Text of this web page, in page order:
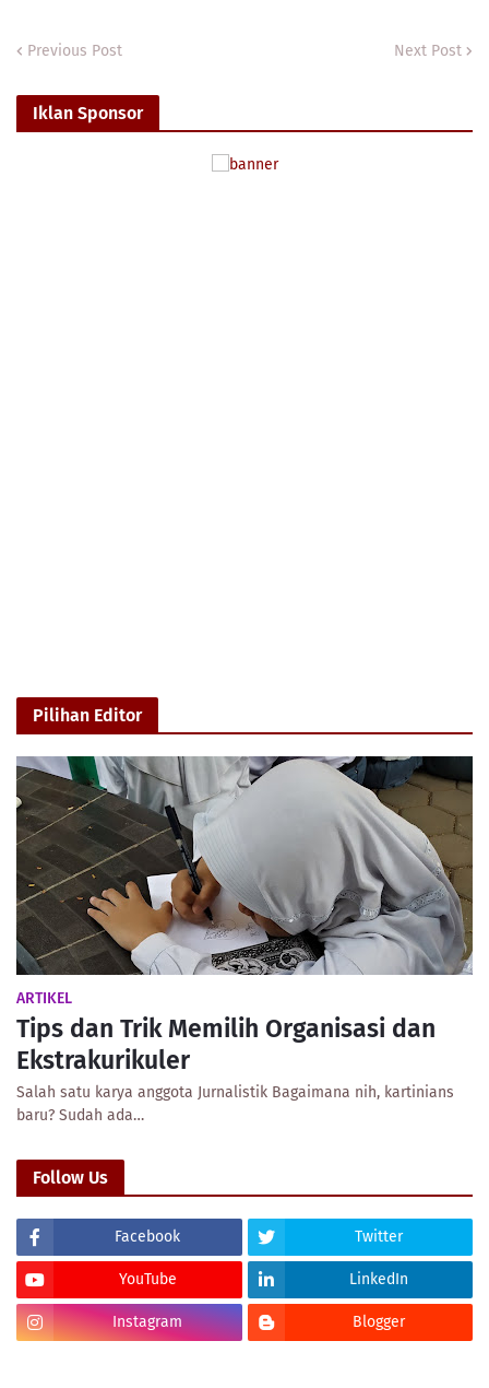
Previous Post Next Post
Iklan Sponsor
Pilihan Editor
ARTIKEL
Tips dan Trik Memilih Organisasi dan
Ekstrakurikuler
Salah satu karya anggota Jurnalistik Bagaimana nih, kartinians
baru? Sudah ada…
Follow Us
Facebook Twitter
YouTube LinkedIn
Instagram Blogger